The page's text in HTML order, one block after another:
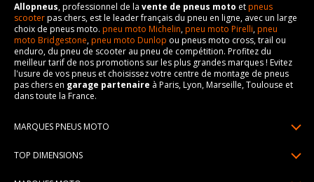
Allopneus, professionnel de la vente de pneus moto etpneus
scooterpas chers, est le leader français du pneu en ligne, avec un large
choix de pneus moto. pneu moto Michelin,pneu moto Pirelli,pneu
moto Bridgestone,pneu moto Dunlop ou pneus moto cross, trail ou
enduro, du pneu de scooter au pneu de compétition. Profitez du
meilleur tarif de nos promotions sur les plus grandes marques ! Evitez
l'usure de vos pneus et choisissez votre centre de montage de pneus
pas chers en garage partenaire à Paris, Lyon, Marseille, Toulouse et
dans toute la France.
MARQUES PNEUS MOTO
TOP DIMENSIONS